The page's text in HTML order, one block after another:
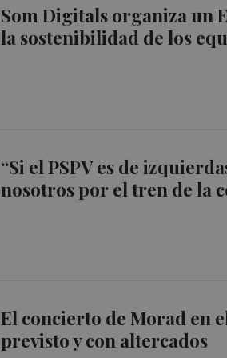
Som Digitals organiza un
la sostenibilidad de los
“Si el PSPV es de
nosotros por el tren de la
El concierto de Morad en
previsto y con altercados